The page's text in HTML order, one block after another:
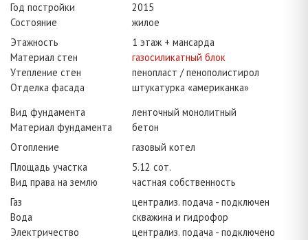
Год постройки
2015
Состояние
жилое
Этажность
1 этаж + мансарда
Материал стен
газосиликатный блок
Утепление стен
пенопласт / пенополистирол
Отделка фасада
штукатурка «американка»
Вид фундамента
ленточный монолитный
Материал фундамента
бетон
Отопление
газовый котел
Площадь участка
5.12 сот.
Вид права на землю
частная собственность
Газ
централиз. подача - подключен
Вода
скважина и гидрофор
Электричество
централиз. подача - подключено